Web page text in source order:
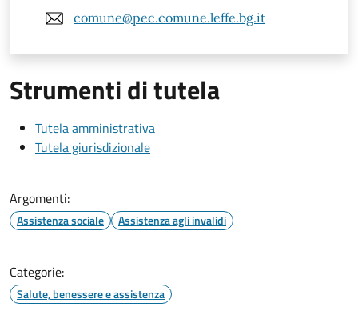
comune@pec.comune.leffe.bg.it
Strumenti di tutela
Tutela amministrativa
Tutela giurisdizionale
Argomenti:
Assistenza sociale Assistenza agli invalidi
Categorie:
Salute, benessere e assistenza